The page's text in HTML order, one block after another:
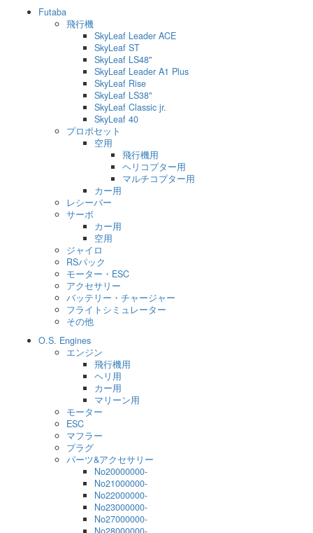
Futaba
飛行機
SkyLeaf Leader ACE
SkyLeaf ST
SkyLeaf LS48"
SkyLeaf Leader A1 Plus
SkyLeaf Rise
SkyLeaf LS38"
SkyLeaf Classic jr.
SkyLeaf 40
プロポセット
空用
飛行機用
ヘリコプター用
マルチコプター用
カー用
レシーバー
サーボ
カー用
空用
ジャイロ
RSパック
モーター・ESC
アクセサリー
バッテリー・チャージャー
フライトシミュレーター
その他
O.S. Engines
エンジン
飛行機用
ヘリ用
カー用
マリーン用
モーター
ESC
マフラー
プラグ
パーツ&アクセサリー
No20000000-
No21000000-
No22000000-
No23000000-
No27000000-